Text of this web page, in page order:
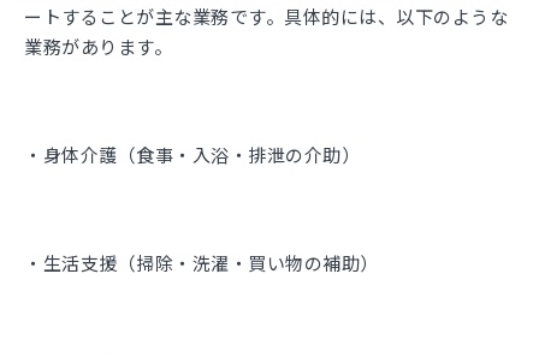
ートすることが主な業務です。具体的には、以下のような
業務があります。
・身体介護（食事・入浴・排泄の介助）
・生活支援（掃除・洗濯・買い物の補助）